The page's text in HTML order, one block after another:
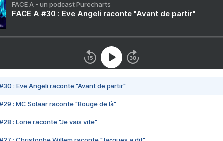
FACE A - un podcast Purecharts
FACE A #30 : Eve Angeli raconte "Avant de partir"
#30 : Eve Angeli raconte "Avant de partir"
#29 : MC Solaar raconte "Bouge de là"
#28 : Lorie raconte "Je vais vite"